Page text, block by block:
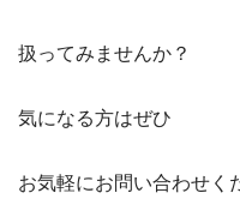
扱ってみませんか？
気になる方はぜひ
お気軽にお問い合わせく